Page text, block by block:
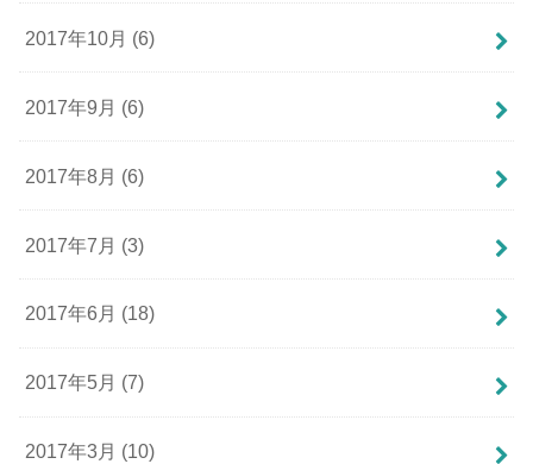
2017年10月 (6)
2017年9月 (6)
2017年8月 (6)
2017年7月 (3)
2017年6月 (18)
2017年5月 (7)
2017年3月 (10)